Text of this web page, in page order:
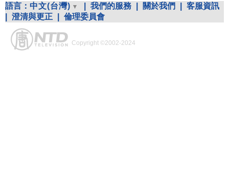
語言： 中文(台灣) 我們的服務 關於我們
客服資訊
澄清與更正 倫理委員會
Copyright ©2002-2024